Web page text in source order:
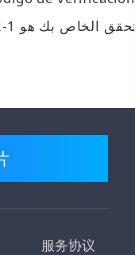
الخاص بك هو 1-2-3-4
服务协议